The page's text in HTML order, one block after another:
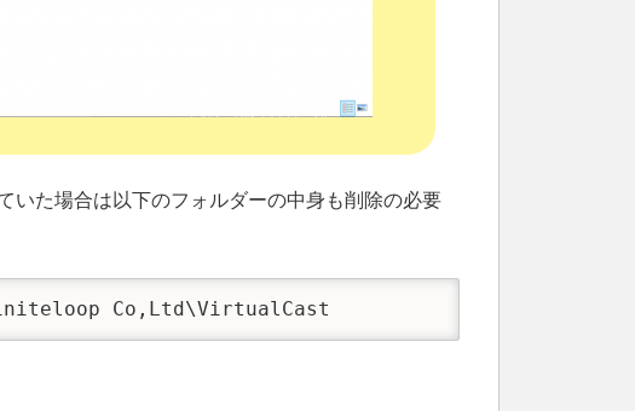
いた場合は以下のフォルダーの中身も削除の必要
Co,Ltd\VirtualCast